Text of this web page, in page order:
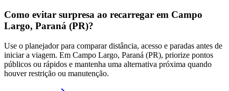
Como evitar surpresa ao recarregar em Campo
Largo, Paraná (PR)?
Use o planejador para comparar distância, acesso e paradas antes de
iniciar a viagem. Em Campo Largo, Paraná (PR), priorize pontos
públicos ou rápidos e mantenha uma alternativa próxima quando
houver restrição ou manutenção.